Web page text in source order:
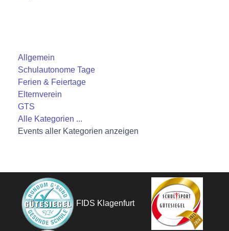
Allgemein
Schulautonome Tage
Ferien & Feiertage
Elternverein
GTS
Alle Kategorien ...
Events aller Kategorien anzeigen
FIDS Klagenfurt